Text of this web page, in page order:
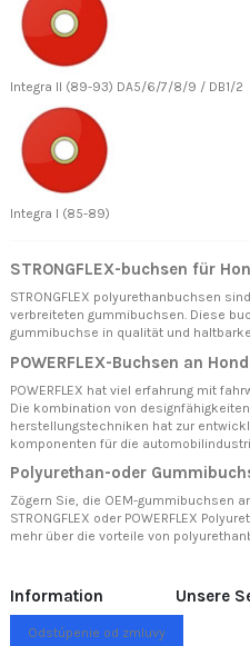
Integra II (89-93) DA5/6/7/8/9 / DB1/2
Integra I (85-89)
STRONGFLEX-buchsen für
STRONGFLEX polyurethanbuchsen
verbreiteten gummibuchsen. Diese
gummibuchse in qualität und
POWERFLEX-Buchsen an
POWERFLEX hat viel erfahrung mit
Die kombination von
herstellungstechniken hat zur
komponenten für die
Polyurethan-oder
Zögern Sie, die OEM-gummibuchsen
STRONGFLEX oder POWERFLEX
mehr über die vorteile von
Information Unsere
Odstúpenie od zmluvy